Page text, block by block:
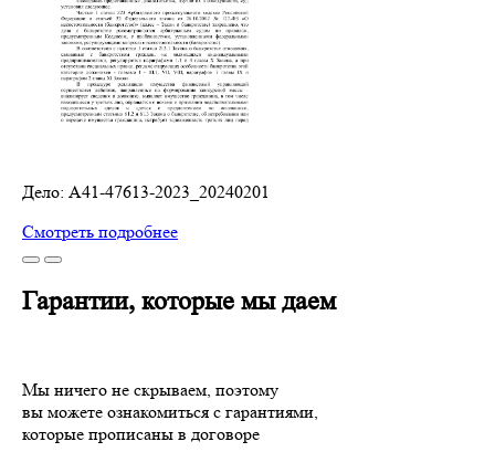
Дело: A41-47613-2023_20240201
Смотреть подробнее
Гарантии, которые мы даем
Мы ничего не скрываем, поэтому
вы можете ознакомиться с гарантиями,
которые прописаны в договоре